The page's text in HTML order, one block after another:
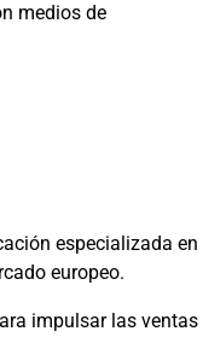
medios de
especializada en
europeo.
impulsar las ventas